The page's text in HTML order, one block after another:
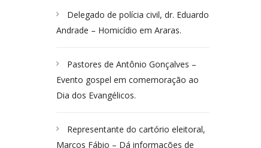
Delegado de polícia civil, dr. Eduardo
Andrade – Homicídio em Araras.
Pastores de Antônio Gonçalves –
Evento gospel em comemoração ao
Dia dos Evangélicos.
Representante do cartório eleitoral,
Marcos Fábio – Dá informações de